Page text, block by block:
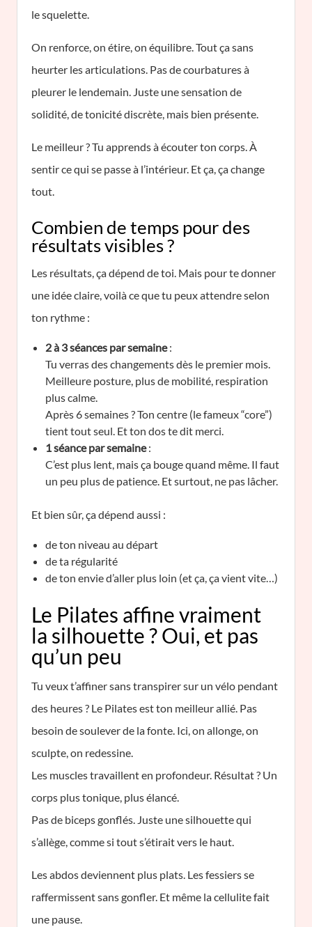
le squelette.
On renforce, on étire, on équilibre. Tout ça sans
heurter les articulations. Pas de courbatures à
pleurer le lendemain. Juste une sensation de
solidité, de tonicité discrète, mais bien présente.
Le meilleur ? Tu apprends à écouter ton corps. À
sentir ce qui se passe à l’intérieur. Et ça, ça change
tout.
Combien de temps pour des
résultats visibles ?
Les résultats, ça dépend de toi. Mais pour te donner
une idée claire, voilà ce que tu peux attendre selon
ton rythme :
2 à 3 séances par semaine:
Tu verras des changements dès le premier mois.
Meilleure posture, plus de mobilité, respiration
plus calme.
Après 6 semaines ? Ton centre (le fameux “core”)
tient tout seul. Et ton dos te dit merci.
1 séance par semaine:
C’est plus lent, mais ça bouge quand même. Il faut
un peu plus de patience. Et surtout, ne pas lâcher.
Et bien sûr, ça dépend aussi :
de ton niveau au départ
de ta régularité
de ton envie d’aller plus loin (et ça, ça vient vite…)
Le Pilates affine vraiment
la silhouette ? Oui, et pas
qu’un peu
Tu veux t’affiner sans transpirer sur un vélo pendant
des heures ? Le Pilates est ton meilleur allié. Pas
besoin de soulever de la fonte. Ici, on allonge, on
sculpte, on redessine.
Les muscles travaillent en profondeur. Résultat ? Un
corps plus tonique, plus élancé.
Pas de biceps gonflés. Juste une silhouette qui
s’allège, comme si tout s’étirait vers le haut.
Les abdos deviennent plus plats. Les fessiers se
raffermissent sans gonfler. Et même la cellulite fait
une pause.